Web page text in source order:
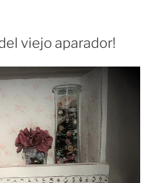
viejo aparador!